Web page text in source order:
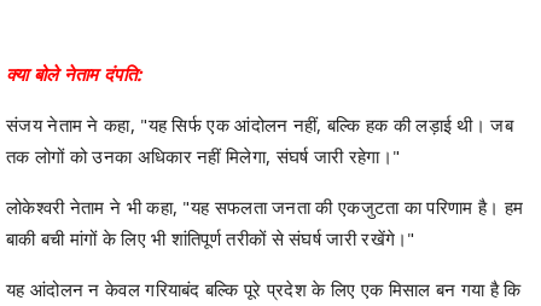
क्या बोले नेताम दंपति:
संजय नेताम ने कहा, "यह सिर्फ एक आंदोलन नहीं, बल्कि हक की लड़ाई थी। जब
तक लोगों को उनका अधिकार नहीं मिलेगा, संघर्ष जारी रहेगा।"
लोकेश्वरी नेताम ने भी कहा, "यह सफलता जनता की एकजुटता का परिणाम है। हम
बाकी बची मांगों के लिए भी शांतिपूर्ण तरीकों से संघर्ष जारी रखेंगे।"
यह आंदोलन न केवल गरियाबंद बल्कि पूरे प्रदेश के लिए एक मिसाल बन गया है कि